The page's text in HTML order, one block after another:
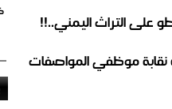
على التراث اليمني..!!
نقابة موظفي المواصفات